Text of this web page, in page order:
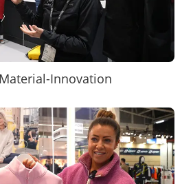
Material-Innovation